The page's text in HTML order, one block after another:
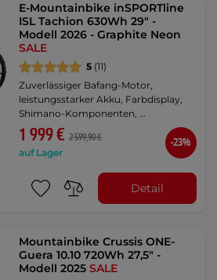
E-Mountainbike inSPORTline
ISL Tachion 630Wh 29" -
Modell 2026 - Graphite Neon
SALE
5 (11)
Zuverlässiger Bafang-Motor,
leistungsstarker Akku, Farbdisplay,
Shimano-Komponenten, …
1 999 € 2 599,90 €
auf Lager
-23%
Detail
Mountainbike Crussis ONE-
Guera 10.10 720Wh 27,5" -
Modell 2025SALE